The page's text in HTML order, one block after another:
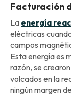
Facturación
La energía
eléctricas
campos
Esta energía es
razón, se
volcados en la
ningún margen